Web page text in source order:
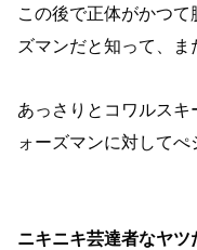
この後で正体がかつ
ズマンだと知って、ま
あっさりとコワルス
ォーズマンに対してぺ
ニキニキ芸達者なヤツ